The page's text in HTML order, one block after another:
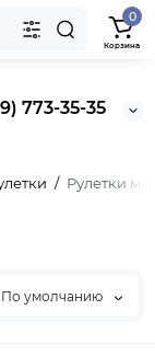
773-35-35
0
Корзина
Рулетки
По умолчанию